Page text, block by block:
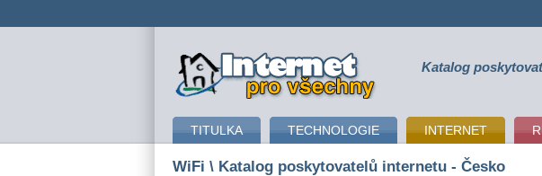
připojení k internetu Katalog
TITULKA TECHNOLOGIE INTERNET
WiFi \ Katalog poskytovatelů internetu - Česko